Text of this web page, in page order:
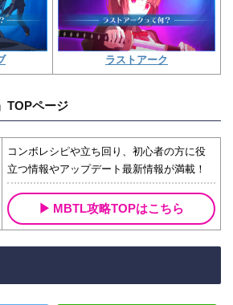
ラストアーク
TOPページ
コンボレシピや立ち回り、初心者の方に役
立つ情報やアップデート最新情報が満載！
MBTL攻略TOPはこちら